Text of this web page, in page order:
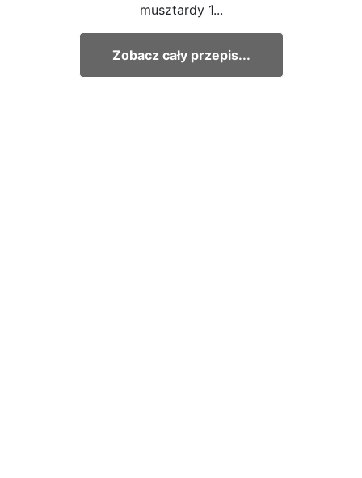
musztardy 1...
Zobacz cały przepis...